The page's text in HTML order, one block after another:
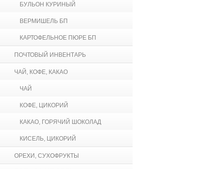
БУЛЬОН КУРИНЫЙ
ВЕРМИШЕЛЬ БП
КАРТОФЕЛЬНОЕ ПЮРЕ БП
ПОЧТОВЫЙ ИНВЕНТАРЬ
ЧАЙ, КОФЕ, КАКАО
ЧАЙ
КОФЕ, ЦИКОРИЙ
КАКАО, ГОРЯЧИЙ ШОКОЛАД
КИСЕЛЬ, ЦИКОРИЙ
ОРЕХИ, СУХОФРУКТЫ